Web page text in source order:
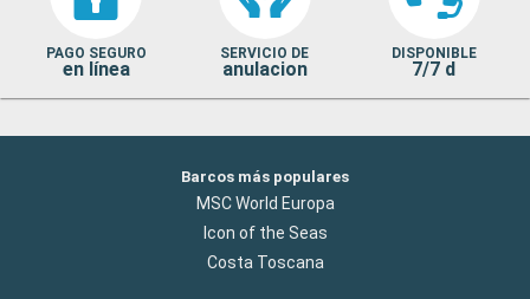
PAGO SEGURO
en línea
SERVICIO DE
anulacion
DISPONIBLE
7/7 d
Barcos más populares
MSC World Europa
Icon of the Seas
Costa Toscana